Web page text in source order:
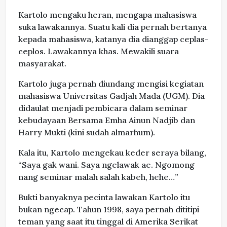
Kartolo mengaku heran, mengapa mahasiswa
suka lawakannya. Suatu kali dia pernah bertanya
kepada mahasiswa, katanya dia dianggap ceplas-
ceplos. Lawakannya khas. Mewakili suara
masyarakat.
Kartolo juga pernah diundang mengisi kegiatan
mahasiswa Universitas Gadjah Mada (UGM). Dia
didaulat menjadi pembicara dalam seminar
kebudayaan Bersama Emha Ainun Nadjib dan
Harry Mukti (kini sudah almarhum).
Kala itu, Kartolo mengekau keder seraya bilang,
“Saya gak wani. Saya ngelawak ae. Ngomong
nang seminar malah salah kabeh, hehe…”
Bukti banyaknya pecinta lawakan Kartolo itu
bukan ngecap. Tahun 1998, saya pernah dititipi
teman yang saat itu tinggal di Amerika Serikat